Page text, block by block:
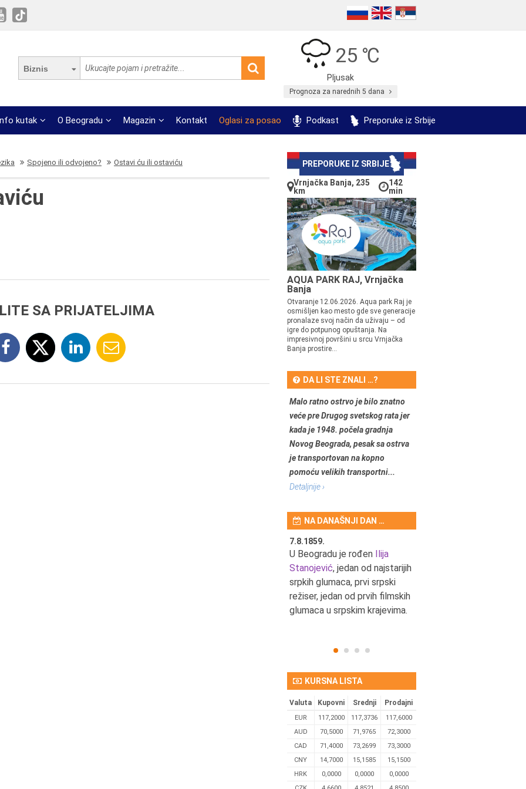
Biznis
25 ℃
Pljusak
Prognoza za narednih 5 dana
kutak O Beogradu Magazin Kontakt Oglasi za posao Podkast Preporuke iz Srbije
Spojeno ili odvojeno? Ostavi ću ili ostaviću
SA PRIJATELJIMA
PREPORUKE IZ SRBIJE
Vrnjačka Banja, 235
km
142
min
AQUA PARK RAJ, Vrnjačka
Banja
Otvaranje 12.06.2026. Aqua park Raj je
osmišljen kao mesto gde sve generacije
pronalaze svoj način da uživaju – od
igre do potpunog opuštanja. Na
impresivnoj površini u srcu Vrnjačka
Banja prostire...
DA LI STE ZNALI …?
Malo ratno ostrvo je bilo znatno
veće pre Drugog svetskog rata jer
kada je 1948. počela gradnja
Novog Beograda, pesak sa ostrva
je transportovan na kopno
pomoću velikih transportni...
Detaljnije ›
NA DANAŠNJI DAN …
7.8.1859.
U Beogradu je rođen Ilija
Stanojević, jedan od najstarijih
srpkih glumaca, prvi srpski
režiser, jedan od prvih filmskih
glumaca u srpskim krajevima.
KURSNA LISTA
Valuta Kupovni Srednji Prodajni
EUR 117,2000 117,3736
117,6000
AUD
70,5000 71,9765
72,3000
CAD
71,4000 73,2699
73,3000
CNY
14,7000 15,1585
15,1500
HRK
0,0000 0,0000
0,0000